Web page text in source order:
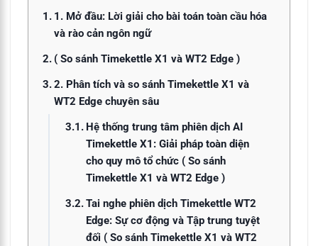
1. Mở đầu: Lời giải cho bài toán toàn cầu hóa
và rào cản ngôn ngữ
( So sánh Timekettle X1 và WT2 Edge )
2. Phân tích và so sánh Timekettle X1 và
WT2 Edge chuyên sâu
Hệ thống trung tâm phiên dịch AI
Timekettle X1: Giải pháp toàn diện
cho quy mô tổ chức ( So sánh
Timekettle X1 và WT2 Edge )
Tai nghe phiên dịch Timekettle WT2
Edge: Sự cơ động và Tập trung tuyệt
đối ( So sánh Timekettle X1 và WT2